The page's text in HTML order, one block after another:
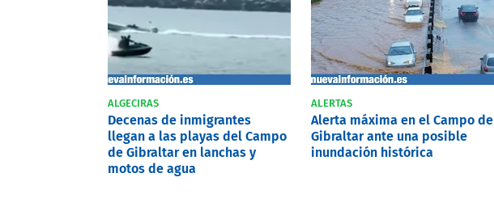
ALGECIRAS
Decenas de inmigrantes
llegan a las playas del Campo
de Gibraltar en lanchas y
motos de agua
ALERTAS
Alerta máxima en el Campo de
Gibraltar ante una posible
inundación histórica